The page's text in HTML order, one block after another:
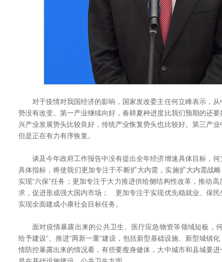
对于疫情对我国经济的影响，国家发改委主任何立峰表示，从
势没有改变。第一产业继续向好，春耕夏种进度比我们预期的还
兴产业发展势头比较良好，传统产业恢复势头也比较好。第三产
但是正在有力有序恢复。
谈及今年政府工作报告中没有提出全年经济增速具体目标，何
具体指标，将使我们更加专注于不断扩大内需，实施扩大内需战
实现“六保”任务；更加专注于大力推进供给侧结构性改革，推动
求，促进形成强大国内市场； 更加专注于实现优先稳就业、保民
实现全面建成小康社会目标任务。
面对疫情暴露出来的公共卫生、医疗应急物资等领域短板，
给予建设”。推进“两新一重”建设，包括新型基础设施、新型城镇
情防控暴露出来的情况看，有些要瘦身健体，大中城市和县城要